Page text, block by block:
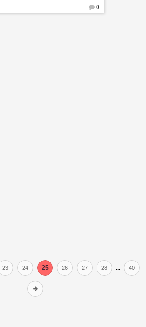
0
23 24 25 26 27 28 ... 40